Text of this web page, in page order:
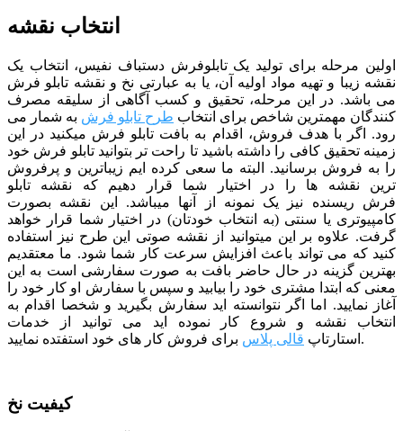
انتخاب نقشه
اولین مرحله برای تولید یک تابلوفرش دستباف نفیس، انتخاب یک
نقشه زیبا و تهیه مواد اولیه آن، یا به عبارتی نخ و نقشه تابلو فرش
می باشد. در این مرحله، تحقیق و کسب آگاهی از سلیقه مصرف
کنندگان مهمترین شاخص برای انتخاب طرح تابلو فرش به شمار می
رود. اگر با هدف فروش، اقدام به بافت تابلو فرش میکنید در این
زمینه تحقیق کافی را داشته باشید تا راحت تر بتوانید تابلو فرش خود
را به فروش برسانید. البته ما سعی کرده ایم زیباترین و پرفروش
ترین نقشه ها را در اختیار شما قرار دهیم که نقشه تابلو
فرش ریسنده نیز یک نمونه از آنها میباشد. این نقشه بصورت
کامپیوتری یا سنتی (به انتخاب خودتان) در اختیار شما قرار خواهد
گرفت. علاوه بر این میتوانید از نقشه صوتی این طرح نیز استفاده
کنید که می تواند باعث افزایش سرعت کار شما شود. ما معتقدیم
بهترین گزینه در حال حاضر بافت به صورت سفارشی است به این
معنی که ابتدا مشتری خود را بیابید و سپس با سفارش او کار خود را
آغاز نمایید. اما اگر نتوانسته اید سفارش بگیرید و شخصا اقدام به
انتخاب نقشه و شروع کار نموده اید می توانید از خدمات
استارتاپ قالی پلاس برای فروش کار های خود استفتده نمایید.
کیفیت نخ